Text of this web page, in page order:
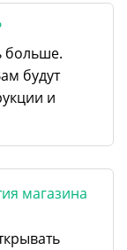
больше.
будут
и
магазина